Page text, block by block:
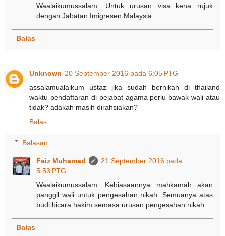
Waalaikumussalam. Untuk urusan visa kena rujuk
dengan Jabatan Imigresen Malaysia.
Balas
Unknown 20 September 2016 pada 6:05 PTG
assalamualaikum ustaz jika sudah bernikah di thailand
waktu pendaftaran di pejabat agama perlu bawak wali atau
tidak? adakah masih dirahsiakan?
Balas
Balasan
Faiz Muhamad
21 September 2016 pada
5:53 PTG
Waalaikumussalam. Kebiasaannya mahkamah akan
panggil wali untuk pengesahan nikah. Semuanya atas
budi bicara hakim semasa urusan pengesahan nikah.
Balas